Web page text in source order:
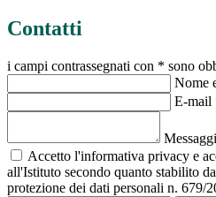
Contatti
i campi contrassegnati con * sono
Nome
E-mail
Accetto l'informativa privacy e
all'Istituto secondo quanto stabilito
protezione dei dati personali n. 679/